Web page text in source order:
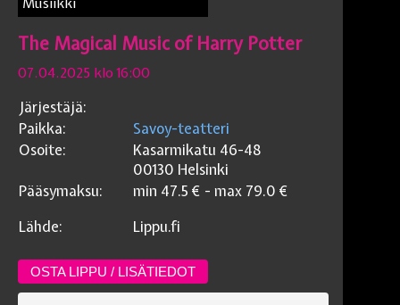
Musiikki
The Magical Music of Harry Potter
07.04.2025 klo 16:00
Järjestäjä:
Paikka:
Savoy-teatteri
Osoite:
Kasarmikatu 46-48
00130 Helsinki
Pääsymaksu:
min 47.5 € - max 79.0 €
Lähde:
Lippu.fi
OSTA LIPPU / LISÄTIEDOT